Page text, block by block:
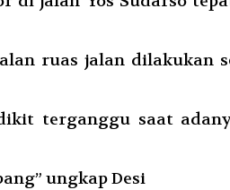
ruas jalan dilakukan
terganggu saat
ungkap Desi